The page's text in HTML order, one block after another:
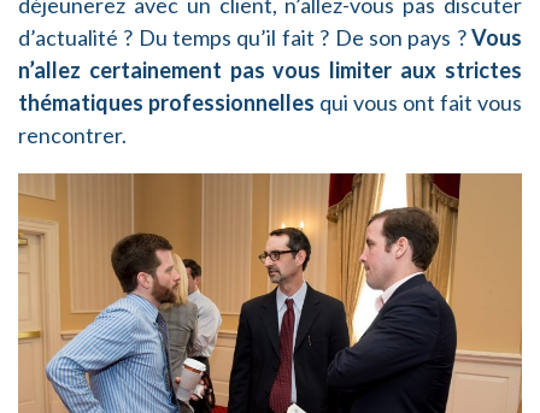
d’actualité ? Du temps qu’il fait ? De son pays ?Vous
n’allez certainement pas vous limiter aux strictes
thématiques professionnelles qui vous ont fait vous
rencontrer.